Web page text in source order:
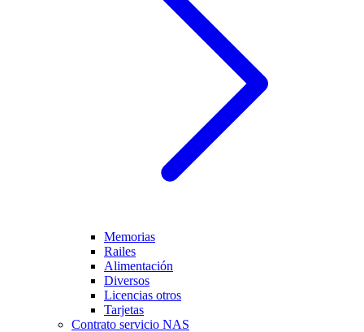
Memorias
Railes
Alimentación
Diversos
Licencias otros
Tarjetas
Contrato servicio NAS